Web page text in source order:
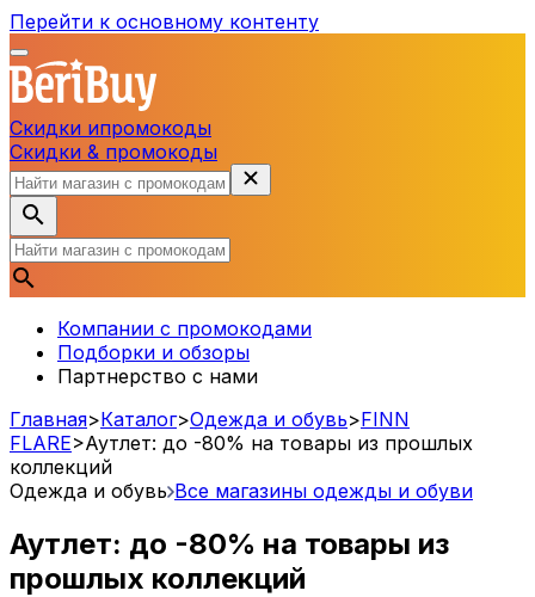
Перейти к основному контенту
Скидки ипромокоды
Скидки & промокоды
Компании с промокодами
Подборки и обзоры
Партнерство с нами
Главная>Каталог>Одежда и обувь>FINN
FLARE>Аутлет: до -80% на товары из прошлых
коллекций
Одежда и обувь Все магазины одежды и обуви
Аутлет: до -80% на товары из
прошлых коллекций